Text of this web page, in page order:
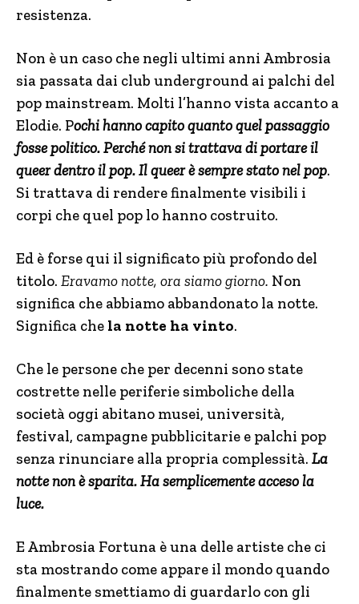
resistenza.
Non è un caso che negli ultimi anni Ambrosia
sia passata dai club underground ai palchi del
pop mainstream. Molti l’hanno vista accanto a
Elodie. Pochi hanno capito quanto quel passaggio
fosse politico. Perché non si trattava di portare il
queer dentro il pop. Il queer è sempre stato nel pop.
Si trattava di rendere finalmente visibili i
corpi che quel pop lo hanno costruito.
Ed è forse qui il significato più profondo del
titolo. Eravamo notte, ora siamo giorno. Non
significa che abbiamo abbandonato la notte.
Significa che la notte ha vinto.
Che le persone che per decenni sono state
costrette nelle periferie simboliche della
società oggi abitano musei, università,
festival, campagne pubblicitarie e palchi pop
senza rinunciare alla propria complessità. La
notte non è sparita. Ha semplicemente acceso la
luce.
E Ambrosia Fortuna è una delle artiste che ci
sta mostrando come appare il mondo quando
finalmente smettiamo di guardarlo con gli